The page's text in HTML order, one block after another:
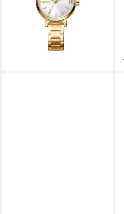
Edelstahlarmband, analog
ab 143,36 €
lieferbar - in 1-2 Werktagen bei dir